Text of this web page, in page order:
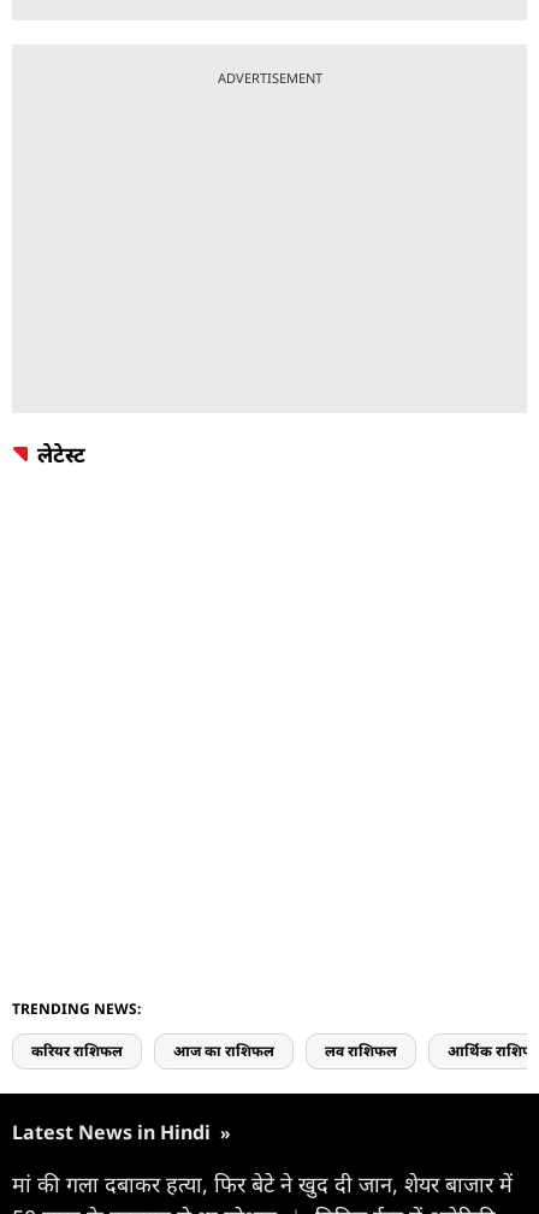
ADVERTISEMENT
लेटेस्ट
TRENDING NEWS:
करियर राशिफल आज का राशिफल लव राशिफल आर्थिक
Latest News in Hindi »
मां की गला दबाकर हत्या, फिर बेटे ने खुद दी जान, शेयर बाजार में